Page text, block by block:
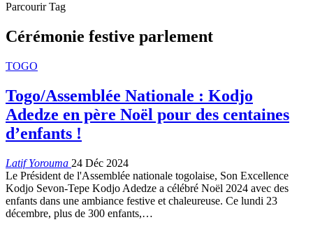
Parcourir Tag
Cérémonie festive parlement
TOGO
Togo/Assemblée Nationale : Kodjo
Adedze en père Noël pour des centaines
d’enfants !
Latif Yorouma 24 Déc 2024
Le Président de l'Assemblée nationale togolaise, Son Excellence
Kodjo Sevon-Tepe Kodjo Adedze a célébré Noël 2024 avec des
enfants dans une ambiance festive et chaleureuse. Ce lundi 23
décembre, plus de 300 enfants,…